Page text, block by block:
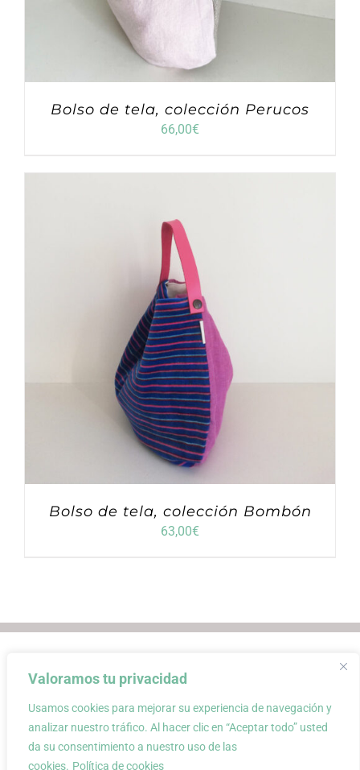
Valoramos tu privacidad
Usamos cookies para mejorar su experiencia de navegación y
analizar nuestro tráfico. Al hacer clic en “Aceptar todo” usted
da su consentimiento a nuestro uso de las
cookies. Política de cookies
Bolso de tela, colección Perucos
66,00€
Bolso de tela, colección Bombón
63,00€
Condiciones de uso
Atención al Cliente
Política de privacidad
Carrito
Mi cuenta